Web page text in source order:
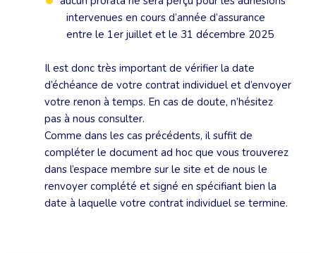
intervenues en cours d’année d’assurance
entre le 1er juillet et le 31 décembre 2025
Il est donc très important de vérifier la date
d’échéance de votre contrat individuel et d’envoyer
votre renon à temps. En cas de doute, n’hésitez
pas à nous consulter.
Comme dans les cas précédents, il suffit de
compléter le document ad hoc que vous trouverez
dans l’espace membre sur le site et de nous le
renvoyer complété et signé en spécifiant bien la
date à laquelle votre contrat individuel se termine.